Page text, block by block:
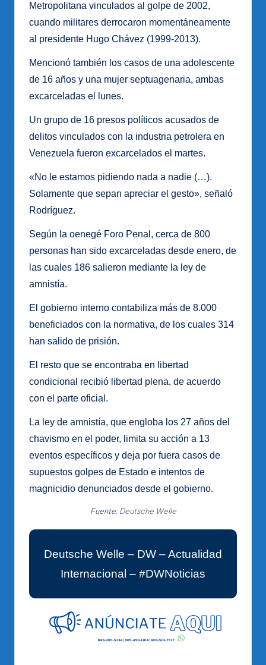
Metropolitana vinculados al golpe de 2002,
cuando militares derrocaron momentáneamente
al presidente Hugo Chávez (1999-2013).
Mencionó también los casos de una adolescente
de 16 años y una mujer septuagenaria, ambas
excarceladas el lunes.
Un grupo de 16 presos políticos acusados de
delitos vinculados con la industria petrolera en
Venezuela fueron excarcelados el martes.
«No le estamos pidiendo nada a nadie (…).
Solamente que sepan apreciar el gesto», señaló
Rodríguez.
Según la oenegé Foro Penal, cerca de 800
personas han sido excarceladas desde enero, de
las cuales 186 salieron mediante la ley de
amnistía.
El gobierno interno contabiliza más de 8.000
beneficiados con la normativa, de los cuales 314
han salido de prisión.
El resto que se encontraba en libertad
condicional recibió libertad plena, de acuerdo
con el parte oficial.
La ley de amnistía, que engloba los 27 años del
chavismo en el poder, limita su acción a 13
eventos específicos y deja por fuera casos de
supuestos golpes de Estado e intentos de
magnicidio denunciados desde el gobierno.
Fuente:Deutsche Welle
Deutsche Welle – DW – Actualidad
Internacional – #DWNoticias